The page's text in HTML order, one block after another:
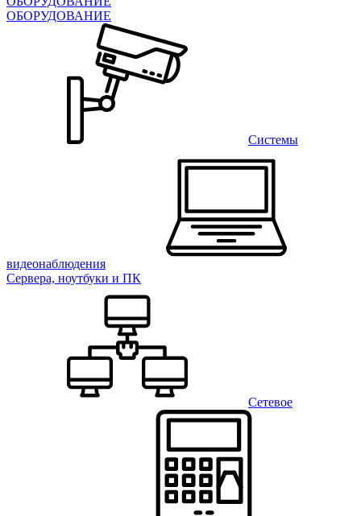
ОБОРУДОВАНИЕ
Системы
видеонаблюдения
Сервера, ноутбуки и ПК
Сетевое